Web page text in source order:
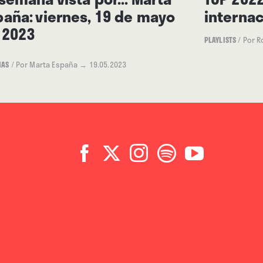
viernes, 19 de mayo
/ Por Marta España → 19.05.2023
PLAYLISTS/ Por